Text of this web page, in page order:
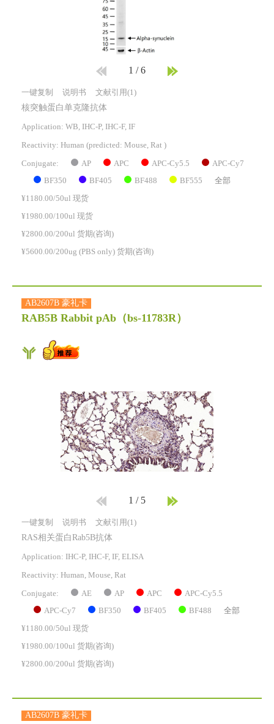
1 /6
一键复制 说明书 文献引用(1)
核突触蛋白单克隆抗体
Application: WB, IHC-P, IHC-F, IF
Reactivity: Human (predicted: Mouse, Rat )
Conjugate: AP APC APC-Cy5.5 APC-Cy7
BF350 BF405 BF488 BF555 全部
¥1180.00/50ul 现货
¥1980.00/100ul 现货
¥2800.00/200ul 货期(咨询)
¥5600.00/200ug (PBS only) 货期(咨询)
AB2607B 豪礼卡
RAB5B Rabbit pAb （bs-11783R）
1 / 5
一键复制 说明书 文献引用(1)
RAS相关蛋白Rab5B抗体
Application: IHC-P, IHC-F, IF, ELISA
Reactivity: Human, Mouse, Rat
Conjugate: AE AP APC APC-Cy5.5
APC-Cy7 BF350 BF405 BF488 全部
¥1180.00/50ul 现货
¥1980.00/100ul 货期(咨询)
¥2800.00/200ul 货期(咨询)
AB2607B 豪礼卡